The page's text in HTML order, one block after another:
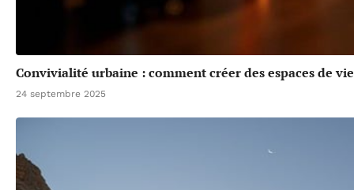
Convivialité urbaine : comment créer des espaces de
24 septembre 2025